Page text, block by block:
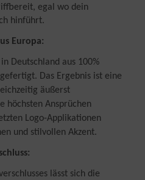
egal wo dein
hinführt.
Europa:
Deutschland aus 100%
Das Ergebnis ist eine
äußerst
höchsten Ansprüchen
Logo-Applikationen
und stilvollen Akzent.
lässt sich die